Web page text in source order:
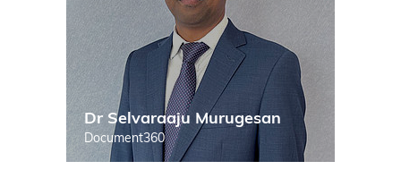
Dr Selvaraaju Murugesan
Document360